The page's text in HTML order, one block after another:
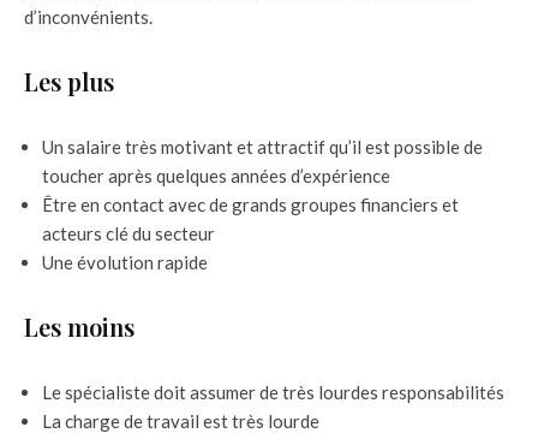
d’inconvénients.
Les plus
Un salaire très motivant et attractif qu’il est possible de
toucher après quelques années d’expérience
Être en contact avec de grands groupes financiers et
acteurs clé du secteur
Une évolution rapide
Les moins
Le spécialiste doit assumer de très lourdes responsabilités
La charge de travail est très lourde